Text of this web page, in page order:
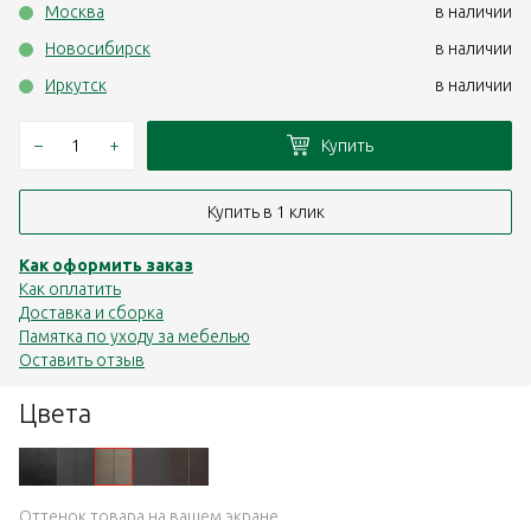
Цвета
Оттенок товара на вашем экране
Москва
в наличии
Новосибирск
в наличии
Иркутск
в наличии
– + Купить
Купить в 1 клик
Как оформить заказ
Как оплатить
Доставка и сборка
Памятка по уходу за мебелью
Оставить отзыв